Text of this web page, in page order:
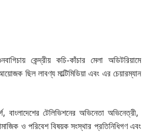
কেন্দ্রীয় কচি-কাঁচার মেলা অডিটরিয়ামে
ছিল লাবণ্য মাল্টিমিডিয়া এবং এর চেয়ারম্যান
বাংলাদেশের টেলিভিশনের অভিনেতা অভিনেত্রী,
ও পরিবেশ বিষয়ক সংস্থার প্রতিনিধিগণ এবং